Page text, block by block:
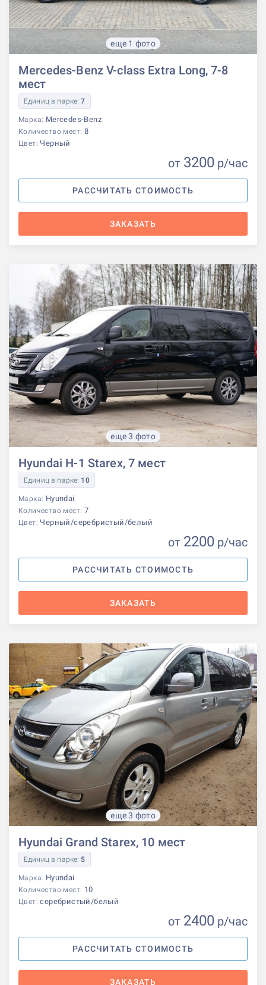
еще 1 фото
Mercedes-Benz V-class Extra Long, 7-8
мест
Единиц в парке:7
Марка: Mercedes-Benz
Количество мест: 8
Цвет: Черный
от 3200 р/час
РАССЧИТАТЬ СТОИМОСТЬ
ЗАКАЗАТЬ
еще 3 фото
Hyundai H-1 Starex, 7 мест
Единиц в парке: 10
Марка: Hyundai
Количество мест: 7
Цвет: Черный/серебристый/белый
от 2200 р/час
РАССЧИТАТЬ СТОИМОСТЬ
ЗАКАЗАТЬ
еще 3 фото
Hyundai Grand Starex, 10 мест
Единиц в парке: 5
Марка: Hyundai
Количество мест: 10
Цвет:серебристый/белый
от 2400 р/час
РАССЧИТАТЬ СТОИМОСТЬ
ЗАКАЗАТЬ